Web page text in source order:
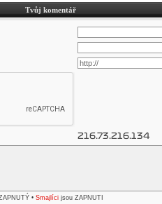
Tvůj komentář
216.73.216.134
• Smajlíci jsou ZAPNUTI